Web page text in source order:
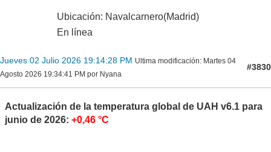
Ubicación: Navalcarnero(Madrid)
En línea
Jueves 02 Julio 2026 19:14:28 PM Ultima modificación: Martes 04
Agosto 2026 19:34:41 PM por Nyana
#3830
Actualización de la temperatura global de UAH v6.1 para
junio de 2026: +0,46 °C